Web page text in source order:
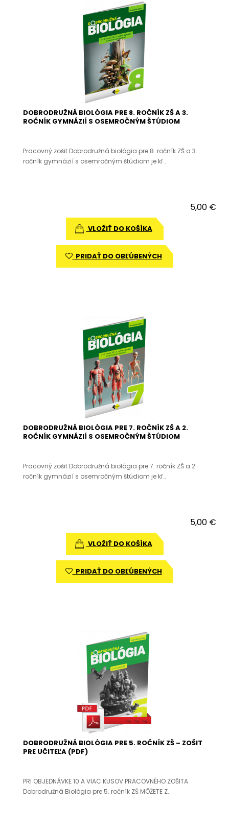
DOBRODRUŽNÁ BIOLÓGIA PRE 8. ROČNÍK ZŠ A 3.
ROČNÍK GYMNÁZIÍ S OSEMROČNÝM ŠTÚDIOM
Pracovný zošit Dobrodružná biológia pre 8. ročník ZŠ a 3.
ročník gymnázií s osemročným štúdiom je kľ..
5,00 €
VLOŽIŤ DO KOŠÍKA
PRIDAŤ DO OBĽÚBENÝCH
DOBRODRUŽNÁ BIOLÓGIA PRE 7. ROČNÍK ZŠ A 2.
ROČNÍK GYMNÁZIÍ S OSEMROČNÝM ŠTÚDIOM
Pracovný zošit Dobrodružná biológia pre 7. ročník ZŠ a 2.
ročník gymnázií s osemročným štúdiom je kľ..
5,00 €
VLOŽIŤ DO KOŠÍKA
PRIDAŤ DO OBĽÚBENÝCH
DOBRODRUŽNÁ BIOLÓGIA PRE 5. ROČNÍK ZŠ – ZOŠIT
PRE UČITEĽA (PDF)
PRI OBJEDNÁVKE 10 A VIAC KUSOV PRACOVNÉHO ZOŠITA
Dobrodružná Biológia pre 5. ročník ZŠ MÔŽETE Z..